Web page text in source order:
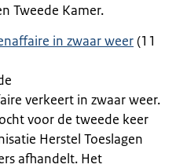
Tweede Kamer.
in zwaar weer(11
verkeert in zwaar weer.
voor de tweede keer
Herstel Toeslagen
afhandelt. Het